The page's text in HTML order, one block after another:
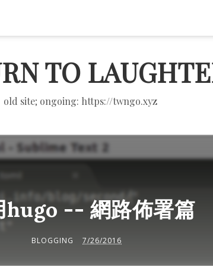
TO
old site; ongoing: https://twngo.xyz
hugo -- 網路佈署篇
BLOGGING 7/26/2016